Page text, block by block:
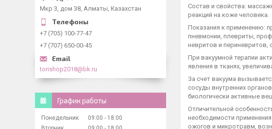
Состав и свойства:
реакций на коже человека.
Показания к применению:
пневмонии, плевриты,
невритов и периневритов,
При вакуумной терапии
явления в тканях,
За счет вакуума
сосуды внутренних
биологически активные
Отличительной
необходимости
ожогов и микротравм,
Мкр 3, дом 38, Алматы, Казахстан
+7 (705) 100-77-47
+7 (707) 650-00-45
torishop2018@bk.ru
График работы
Понедельник 09:00
18:00